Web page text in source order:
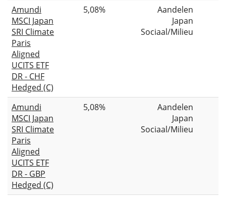
Amundi
MSCI Japan
SRI Climate
Paris
Aligned
UCITS ETF
DR - CHF
Hedged (C)
5,08%
Aandelen
Japan
Sociaal/Milieu
Amundi
MSCI Japan
SRI Climate
Paris
Aligned
UCITS ETF
DR - GBP
Hedged (C)
5,08%
Aandelen
Japan
Sociaal/Milieu